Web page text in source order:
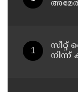
സീറ്റ്
നിന്ന്